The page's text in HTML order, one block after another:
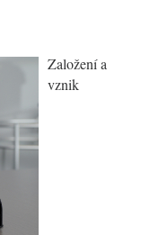
Založení a
vznik